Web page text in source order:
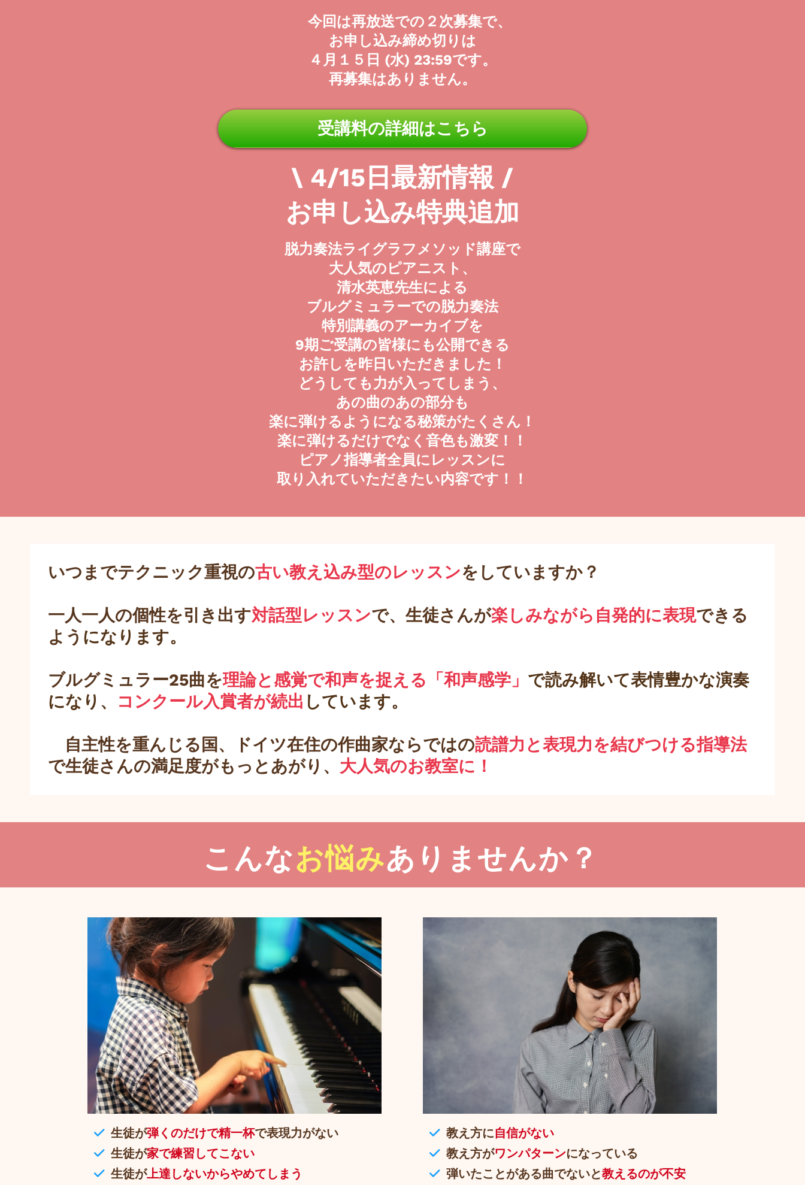
今回は再放送での２次募集で、
お申し込み締め切りは
４月１５日 (水) 23:59です。
再募集はありません。
受講料の詳細はこちら
\ 4/15日最新情報 /
お申し込み特典追加
脱力奏法ライグラフメソッド講座で
大人気のピアニスト、
清水英恵先生による
ブルグミュラーでの脱力奏法
特別講義のアーカイブを
9期ご受講の皆様にも公開できる
お許しを昨日いただきました！
どうしても力が入ってしまう、
あの曲のあの部分も
楽に弾けるようになる秘策がたくさん！
楽に弾けるだけでなく音色も激変！！
ピアノ指導者全員にレッスンに
取り入れていただきたい内容です！！
いつまでテクニック重視の古い教え込み型のレッスンをしていますか？
一人一人の個性を引き出す対話型レッスンで、生徒さんが楽しみながら自発的に表現できる
よう になります。
ブルグミュラー25曲を理論と感覚で和声を捉える「和声感学」 で読み解いて表情豊かな演奏
になり、
コンクール入賞者が続出 しています。
自主性を重んじる国、ドイツ在住の作曲家ならではの読譜力と表現力を結びつける指導法
で生徒さんの満足度がもっとあがり、 大人気のお教室に！
こんなお悩みありませんか？
生徒が弾くのだけで精一杯で表現力がない
生徒が家で練習してこない
生徒が上達しないからやめてしまう
教え方に自信がない
教え方がワンパターンになっている
弾いたことがある曲でないと教えるのが不安